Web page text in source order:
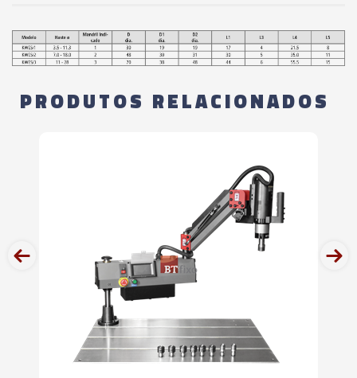
PRODUTOS RELACIONADOS
prev next